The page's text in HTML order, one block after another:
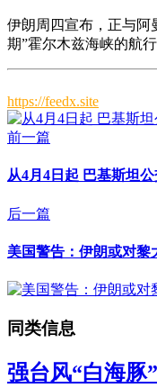
伊朗周四宣布，正与阿
期”霍尔木兹海峡的航行
https://feedx.site
前一篇
从4月4日起 巴基斯坦
后一篇
美国警告：伊朗或对黎
同类信息
强台风“白海豚